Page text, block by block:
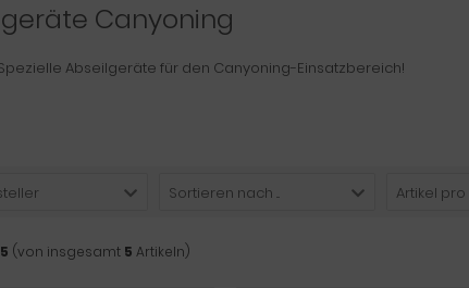
Canyoning
Abseilgeräte für den Canyoning-Einsatzbereich!
Sortieren nach ... Artikel
5 (von insgesamt 5 Artikeln)